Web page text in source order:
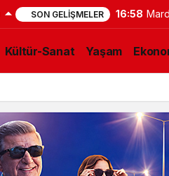
SON GELIŞMELER 16:47
Kültür-Sanat Yaşam